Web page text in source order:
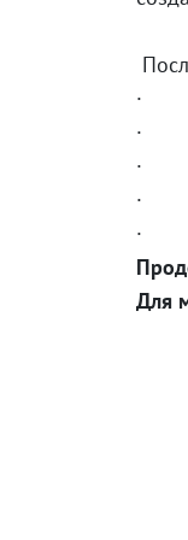
·
·
·
·
·
Для